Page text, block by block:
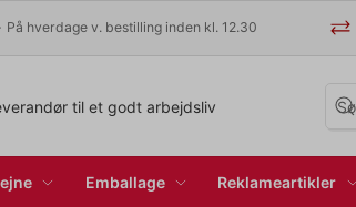
På hverdage v. bestilling inden kl. 12.30
til et godt arbejdsliv
Emballage Reklameartikler